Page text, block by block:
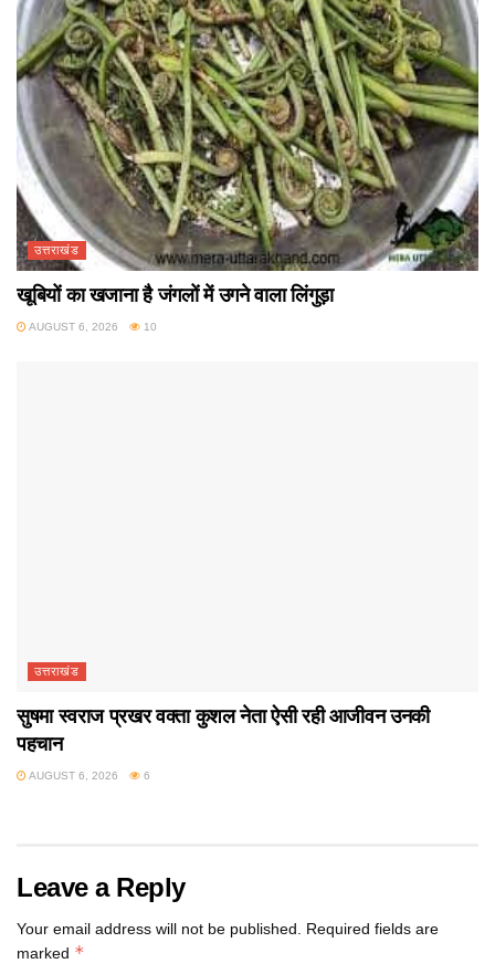
उत्तराखंड
खूबियों का खजाना है जंगलों में उगने वाला लिंगुड़ा
AUGUST 6, 2026 10
उत्तराखंड
सुषमा स्वराज प्रखर वक्ता कुशल नेता ऐसी रही आजीवन उनकी
पहचान
AUGUST 6, 2026 6
Leave a Reply
Your email address will not be published.
Required fields are
marked *